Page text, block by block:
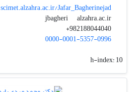
scimet.alzahra.ac.ir/Jafar_Bagherinejad
jbagheri
alzahra.ac.ir
982188044040+
0000-0001-5357-0996
h-index:10